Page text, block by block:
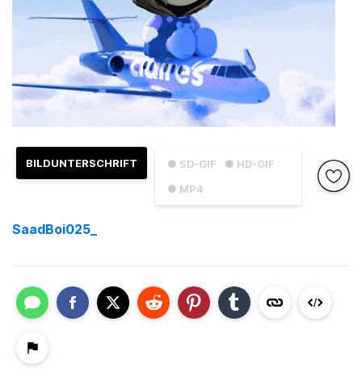
● SD-GIF
● HD-GIF
● MP4
BILDUNTERSCHRIFT
SaadBoi025_